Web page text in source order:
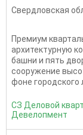
Свердловская
Премиум
архитектурную
башни и пять
сооружение
фоне городского
СЗ Деловой
Девелопмент